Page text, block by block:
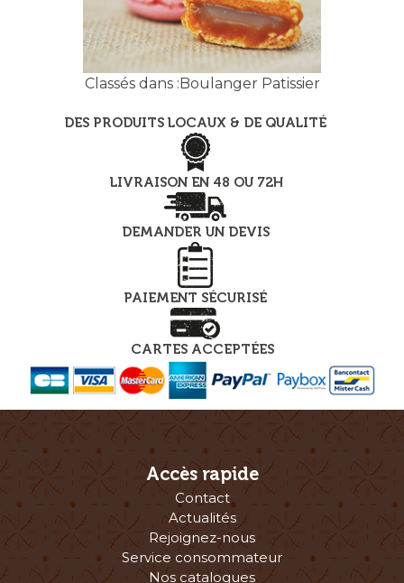
Classés dans :Boulanger Patissier
DES PRODUITS LOCAUX & DE QUALITÉ
LIVRAISON EN 48 OU 72H
DEMANDER UN DEVIS
PAIEMENT SÉCURISÉ
CARTES ACCEPTÉES
Accès rapide
Contact
Actualités
Rejoignez-nous
Service consommateur
Nos catalogues